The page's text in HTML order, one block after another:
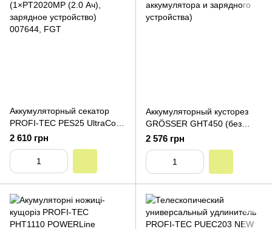
Аккумуляторный секатор
PROFI-TEC PES25 UltraCore
(1×PT2020MP (2.0 Ач),
зарядное устройство)
2 610 грн
Аккумуляторный кусторез
GRÖSSER GHT450 (без
аккумулятора и зарядного
устройства)
2 576 грн